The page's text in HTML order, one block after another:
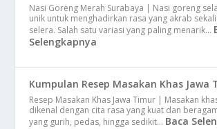
Nasi Goreng Merah Surabaya | Nasi goreng
unik untuk menghadirkan rasa yang akrab
selera. Salah satu variasi yang paling menarik…
Selengkapnya
Kumpulan Resep Masakan Khas Jawa
Resep Masakan Khas Jawa Timur | Masakan
dikenal dengan cita rasa yang kuat dan
yang gurih, pedas, hingga sedikit… Baca